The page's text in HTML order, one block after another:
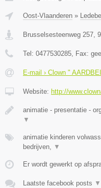
Oost-Vlaanderen »
Brusselsesteenweg 257,
Tel: 0477530285, Fax:
E-mail › Clown "
Website: http://
animatie - presentatie -
▼
animatie kinderen
bedrijven, ▼
Er wordt gewerkt op
Laatste facebook posts ▼